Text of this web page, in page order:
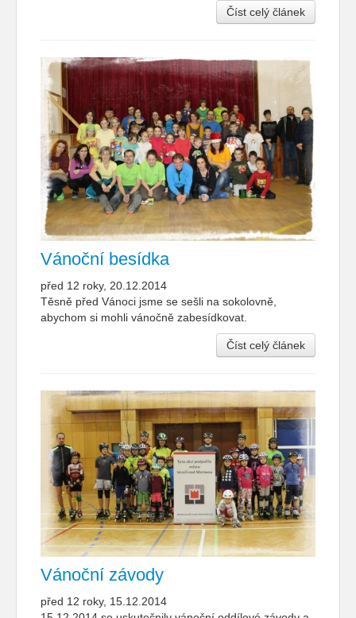
Číst celý článek
Vánoční besídka
před 12 roky, 20.12.2014
Těsně před Vánoci jsme se sešli na sokolovně,
abychom si mohli vánočně zabesídkovat.
Číst celý článek
Vánoční závody
před 12 roky, 15.12.2014